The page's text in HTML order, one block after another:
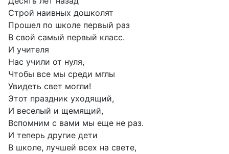
Строй наивных дошколят
Прошел по школе первый раз
В свой самый первый класс.
И учителя
Нас учили от нуля,
Чтобы все мы среди мглы
Увидеть свет могли!
Этот праздник уходящий,
И веселый и щемящий,
Вспомним с вами мы еще не раз.
И теперь другие дети
В школе, лучшей всех на свете,